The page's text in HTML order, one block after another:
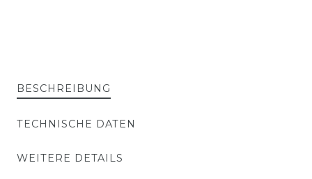
BESCHREIBUNG
TECHNISCHE DATEN
WEITERE DETAILS